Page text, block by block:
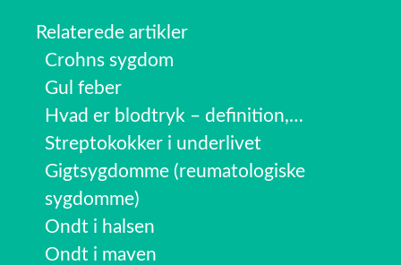
Relaterede artikler
Crohns sygdom
Gul feber
Hvad er blodtryk – definition,…
Streptokokker i underlivet
Gigtsygdomme (reumatologiske
sygdomme)
Ondt i halsen
Ondt i maven